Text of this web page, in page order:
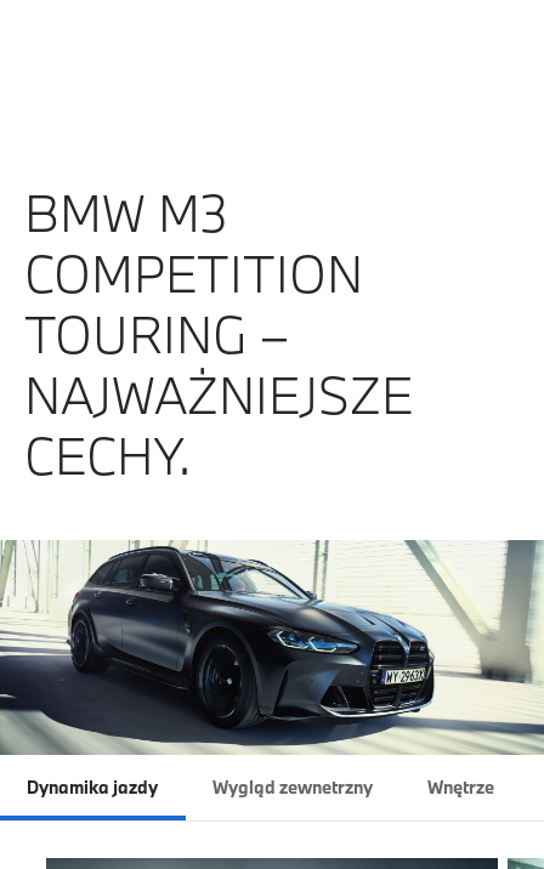
BMW M3
COMPETITION
TOURING –
NAJWAŻNIEJSZE
CECHY.
Dynamika jazdy Wygląd zewnetrzny Wnętrze